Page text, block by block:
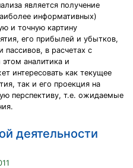
является получение
информативных)
и точную картину
его прибылей и убытков,
пассивов, в расчетах с
аналитика и
интересовать как текущее
так и его проекция на
перспективу, т.е. ожидаемые
деятельности